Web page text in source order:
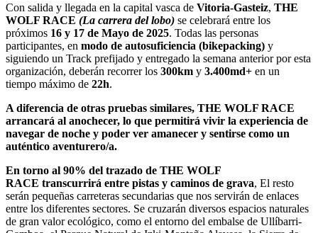
Con salida y llegada en la capital vasca de Vitoria-Gasteiz, THE
WOLF RACE (La carrera del lobo) se celebrará entre los
próximos 16 y 17 de Mayo de 2025. Todas las personas
participantes, en modo de autosuficiencia (bikepacking) y
siguiendo un Track prefijado y entregado la semana anterior por esta
organización, deberán recorrer los 300km y 3.400md+ en un
tiempo máximo de 22h.
A diferencia de otras pruebas similares, THE WOLF RACE
arrancará al anochecer, lo que permitirá vivir la experiencia de
navegar de noche y poder ver amanecer y sentirse como un
auténtico aventurero/a.
En torno al 90% del trazado de THE WOLF
RACE transcurrirá entre pistas y caminos de grava, El resto
serán pequeñas carreteras secundarias que nos servirán de enlaces
entre los diferentes sectores. Se cruzarán diversos espacios naturales
de gran valor ecológico, como el entorno del embalse de Ullíbarri-